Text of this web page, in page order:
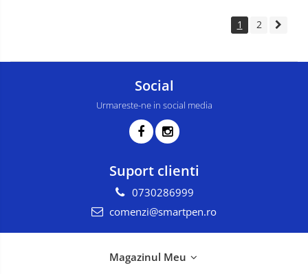
1 2
Social
Urmareste-ne in social media
Suport clienti
0730286999
comenzi@smartpen.ro
Magazinul Meu